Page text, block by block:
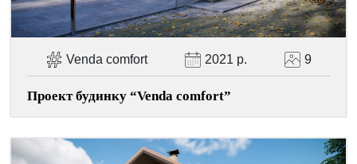
Venda comfort 2021 р. 9
Проект будинку “Venda comfort”